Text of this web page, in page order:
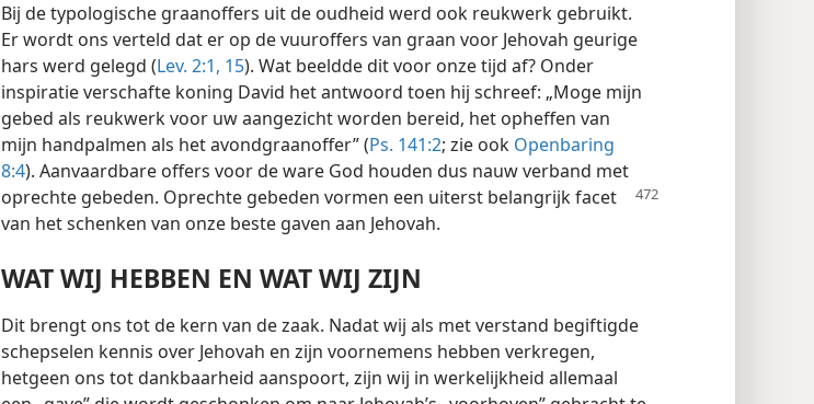
Bij de typologische graanoffers uit de oudheid werd ook reukwerk gebruikt.
Er wordt ons verteld dat er op de vuuroffers van graan voor Jehovah geurige
hars werd gelegd (Lev. 2:1, 15). Wat beeldde dit voor onze tijd af? Onder
inspiratie verschafte koning David het antwoord toen hij schreef: „Moge mijn
gebed als reukwerk voor uw aangezicht worden bereid, het opheffen van
mijn handpalmen als het avondgraanoffer” (Ps. 141:2; zie ook Openbaring
8:4). Aanvaardbare offers voor de ware God houden dus nauw verband met
oprechte gebeden. Oprechte gebeden vormen een uiterst belangrijk facet
van het schenken van onze beste gaven aan Jehovah.
WAT WIJ HEBBEN EN WAT WIJ ZIJN
Dit brengt ons tot de kern van de zaak. Nadat wij als met verstand begiftigde
schepselen kennis over Jehovah en zijn voornemens hebben verkregen,
hetgeen ons tot dankbaarheid aanspoort, zijn wij in werkelijkheid allemaal